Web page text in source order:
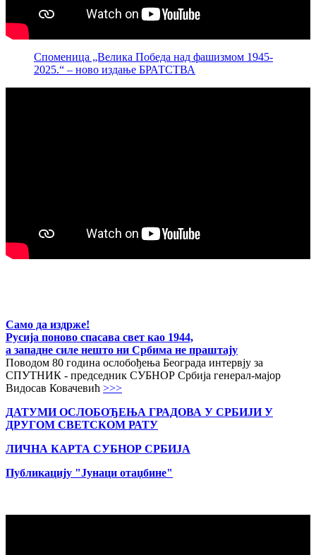
Споменица „Велика Победа над фашизмом 1945-
2025.“ – ново издање БРАТСТВА
Само да издрже!
Русија поново спасава свет као 1944,
а западне силе нешто ни Србима не праштају
Поводом 80 година ослобођења Београда интервју за
СПУТНИК - председник СУБНОР Србија генерал-мајор
Видосав Ковачевић >>>
ДАТУМИ ОСЛОБОЂЕЊА ГРАДОВА У СРБИЈИ У
ДРУГОМ СВЕТСКОМ РАТУ
ЛИЧНА КАРТА СУБНОР СРБИЈА
Публикацију "Јунаци отаџбине"